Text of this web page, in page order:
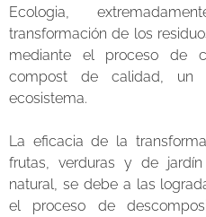
Ecologia,
transformación de los
mediante el proceso de
compost de calidad, un
ecosistema.
La eficacia de la
frutas, verduras y de
natural, se debe a las
el proceso de